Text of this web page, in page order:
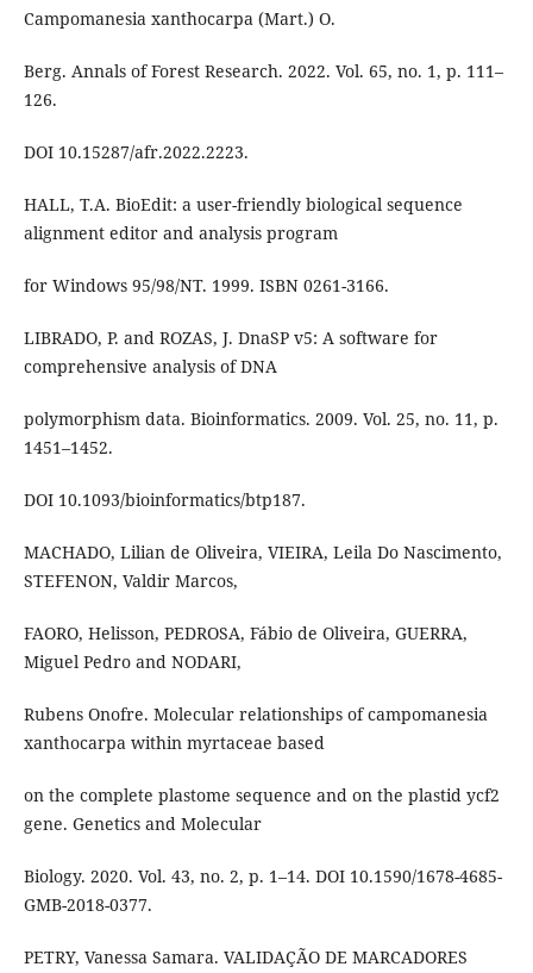
Campomanesia xanthocarpa (Mart.) O.
Berg. Annals of Forest Research. 2022. Vol. 65, no. 1, p. 111–
126.
DOI 10.15287/afr.2022.2223.
HALL, T.A. BioEdit: a user-friendly biological sequence
alignment editor and analysis program
for Windows 95/98/NT. 1999. ISBN 0261-3166.
LIBRADO, P. and ROZAS, J. DnaSP v5: A software for
comprehensive analysis of DNA
polymorphism data. Bioinformatics. 2009. Vol. 25, no. 11, p.
1451–1452.
DOI 10.1093/bioinformatics/btp187.
MACHADO, Lilian de Oliveira, VIEIRA, Leila Do Nascimento,
STEFENON, Valdir Marcos,
FAORO, Helisson, PEDROSA, Fábio de Oliveira, GUERRA,
Miguel Pedro and NODARI,
Rubens Onofre. Molecular relationships of campomanesia
xanthocarpa within myrtaceae based
on the complete plastome sequence and on the plastid ycf2
gene. Genetics and Molecular
Biology. 2020. Vol. 43, no. 2, p. 1–14. DOI 10.1590/1678-4685-
GMB-2018-0377.
PETRY, Vanessa Samara. VALIDAÇÃO DE MARCADORES